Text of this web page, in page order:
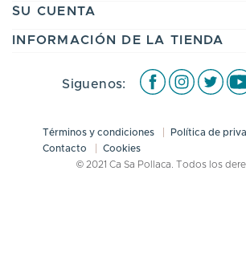
SU CUENTA
INFORMACIÓN DE LA TIENDA
Siguenos:
Facebook
Términos y condiciones
Política de
Contacto
Cookies
© 2021 Ca Sa Pollaca. Todos los